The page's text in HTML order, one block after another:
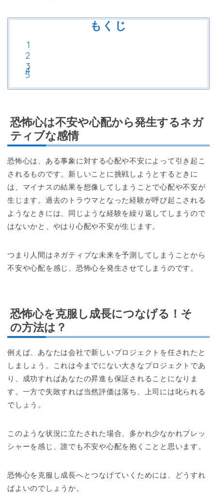
もくじ
恐怖心は不安や心配から発生するネガ
ティブな感情
恐怖心は、ある事象に対する心配や不安によって引き起こ
されるものです。新しいことに挑戦しようとするときに
は、マイナスの結果を想像してしまうことで心配や不安が
生じます。過去のトラウマとなった経験が呼び起こされる
ようなときには、同じような経験を繰り返してしまうので
はないかと、やはり心配や不安が生じます。
つまり人間はネガティブな未来を予測してしまうことから
不安や心配を感じ、恐怖心を発生させてしまうのです。
恐怖心を克服し成長につなげる！そ
の方法は？
例えば、あなたは会社で新しいプロジェクトを任されたと
しましょう。これは今までにない大きなプロジェクトであ
り、成功すればあなたの昇進も保証されることになりま
す。一方で失敗すれば当然評価は落ち、上司には叱られる
でしょう。
このような状況に立たされた場合、多かれ少なかれプレッ
シャーを感じ、誰でも不安や心配を抱くことと思います。
恐怖心を克服し成長へとつなげていくためには、どうすれ
ばよいのでしょうか。